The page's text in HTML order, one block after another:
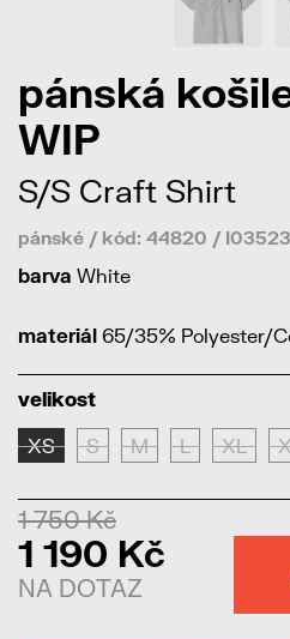
pánská
WIP
S/S Craft Shirt
pánské / kód: 44820 /
barva White
materiál 65/35% Polyester/
velikost
XS S M L XL
1 750 Kč
1 190 Kč
NA DOTAZ